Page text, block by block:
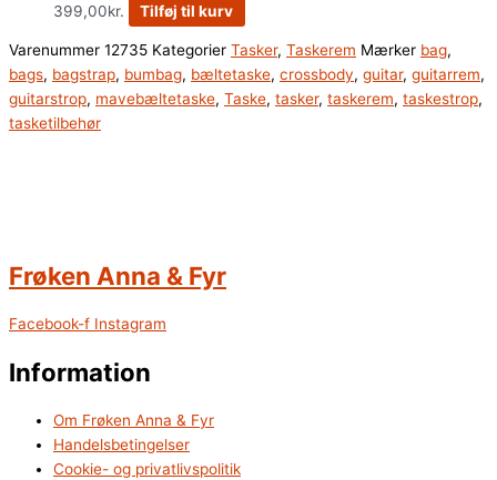
399,00kr. Tilføj til kurv
Varenummer 12735 Kategorier Tasker, Taskerem Mærker bag,
bags, bagstrap, bumbag, bæltetaske, crossbody, guitar, guitarrem,
guitarstrop, mavebæltetaske, Taske, tasker, taskerem, taskestrop,
tasketilbehør
Frøken Anna & Fyr
Facebook-f Instagram
Information
Om Frøken Anna & Fyr
Handelsbetingelser
Cookie- og privatlivspolitik